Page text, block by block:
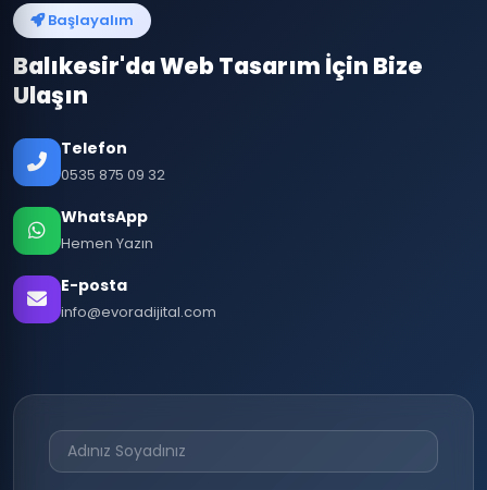
Başlayalım
Balıkesir'da Web Tasarım İçin Bize
Ulaşın
Telefon
0535 875 09 32
WhatsApp
Hemen Yazın
E-posta
info@evoradijital.com